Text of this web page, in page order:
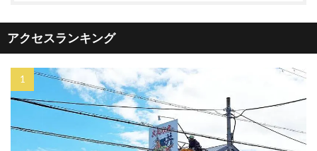
アクセスランキング